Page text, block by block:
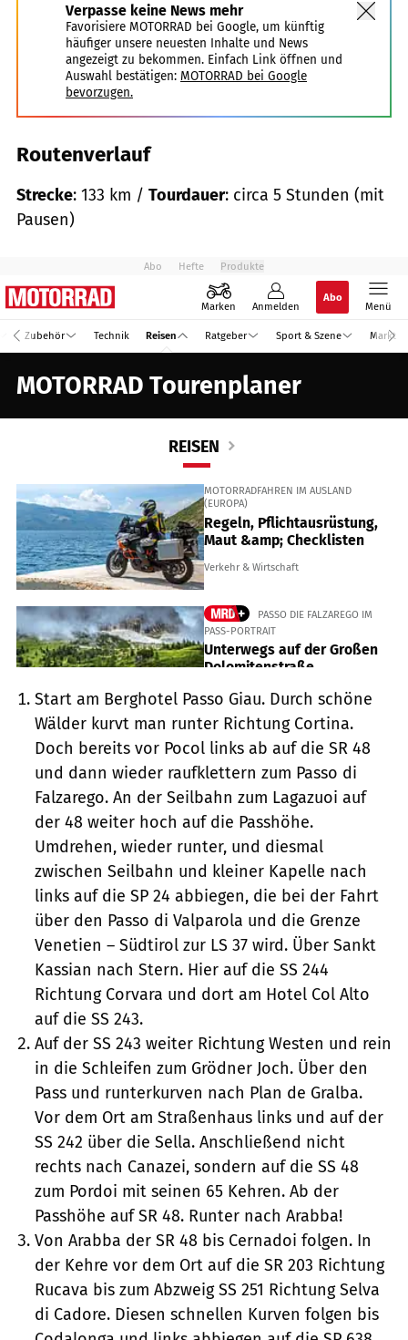
Verpasse keine News mehr
Favorisiere MOTORRAD bei Google, um künftig
häufiger unsere neuesten Inhalte und News
angezeigt zu bekommen. Einfach Link öffnen und
Auswahl bestätigen: MOTORRAD bei Google
bevorzugen.
Routenverlauf
Strecke: 133 km / Tourdauer: circa 5 Stunden (mit
Pausen)
Start am Berghotel Passo Giau. Durch schöne
Wälder kurvt man runter Richtung Cortina.
Doch bereits vor Pocol links ab auf die SR 48
und dann wieder raufklettern zum Passo di
Falzarego. An der Seilbahn zum Lagazuoi auf
der 48 weiter hoch auf die Passhöhe.
Umdrehen, wieder runter, und diesmal
zwischen Seilbahn und kleiner Kapelle nach
links auf die SP 24 abbiegen, die bei der Fahrt
über den Passo di Valparola und die Grenze
Venetien – Südtirol zur LS 37 wird. Über Sankt
Kassian nach Stern. Hier auf die SS 244
Richtung Corvara und dort am Hotel Col Alto
auf die SS 243.
Auf der SS 243 weiter Richtung Westen und rein
in die Schleifen zum Grödner Joch. Über den
Pass und runterkurven nach Plan de Gralba.
Vor dem Ort am Straßenhaus links und auf der
SS 242 über die Sella. Anschließend nicht
rechts nach Canazei, sondern auf die SS 48
zum Pordoi mit seinen 65 Kehren. Ab der
Passhöhe auf SR 48. Runter nach Arabba!
Von Arabba der SR 48 bis Cernadoi folgen. In
der Kehre vor dem Ort auf die SR 203 Richtung
Rucava bis zum Abzweig SS 251 Richtung Selva
di Cadore. Diesen schnellen Kurven folgen bis